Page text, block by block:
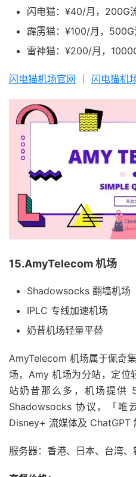
闪电猫：¥40/月，200G
霹雳猫：¥100/月，500G
雷神猫：¥200/月，
闪电猫机场官网 闪电猫机
15.AmyTelecom 机场
Shadowsocks 翻墙机场
IPLC 专线加速机场
奶昔机场轻量平替
AmyTelecom 机场属于佩奇
场，Amy 机场为分站，定位
站奶昔那么多，机场提供
Shadowsocks 协议，「唯
Disney+ 流媒体及 ChatGPT
服务器：香港、日本、台湾、